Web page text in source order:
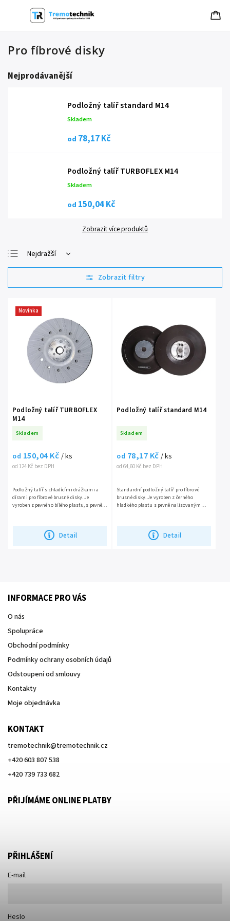
Pro fíbrové disky
Nejprodávanější
Podložný talíř standard M14
Skladem
od 78,17 Kč
Podložný talíř TURBOFLEX M14
Skladem
od 150,04 Kč
Zobrazit více produktů
Nejdražší
Nejlevnější
Nejprodávanější
Novinka
Podložný talíř TURBOFLEX
M14
Skladem
od 124 Kč bez DPH
od 150,04 Kč / ks
Detail
Podložný talíř s chladícími drážkami a
dírami pro fíbrové brusné disky. Je
vyroben z pevného bílého plastu, s pevně
Podložný talíř standard M14
Skladem
od 64,60 Kč bez DPH
od 78,17 Kč / ks
Detail
Standardní podložný talíř pro fíbrové
brusné disky. Je vyroben z černého
hladkého plastu s pevně nalisovaným
INFORMACE PRO VÁS
O nás
Spolupráce
Obchodní podmínky
Podmínky ochrany osobních údajů
Odstoupení od smlouvy
Kontakty
Moje objednávka
KONTAKT
tremotechnik@tremotechnik.cz
+420 603 807 538
+420 739 733 682
PŘIJÍMÁME ONLINE PLATBY
PŘIHLÁŠENÍ
E-mail
Heslo